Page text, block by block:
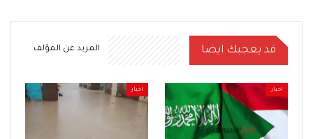
قد يعجبك ايضا المزيد عن المؤلف
اخبار اخبار